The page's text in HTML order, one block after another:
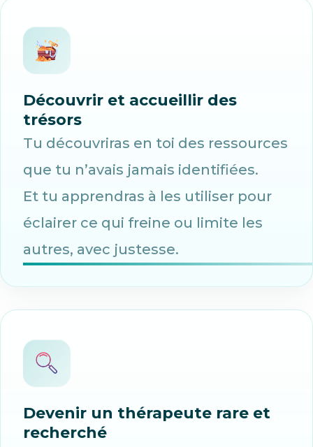
Découvrir et accueillir des
trésors
Tu découvriras en toi des ressources
que tu n’avais jamais identifiées.
Et tu apprendras à les utiliser pour
éclairer ce qui freine ou limite les
autres, avec justesse.
Devenir un thérapeute rare et
recherché